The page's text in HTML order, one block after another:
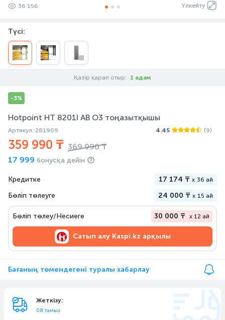
Үлкейту
36 156
Түсі:
Қазір қарап отыр: 1 адам
-3%
Hotpoint HT 8201I AB O3 тоңазытқышы
Артикул: 281909 4.45 (9)
359 990 ₸ 369 990 ₸
17 999 бонусқа дейін
Кредитке 17 174 ₸ x 36 ай
Бөліп төлеуге 24 000 ₸ x 15 ай
Бөліп төлеу/Несиеге 30 000 ₸ x 12 ай
Сатып алуKaspi.kz арқылы
Бағаның төмендегені туралы хабарлау
Жеткізу:
08 тамыз